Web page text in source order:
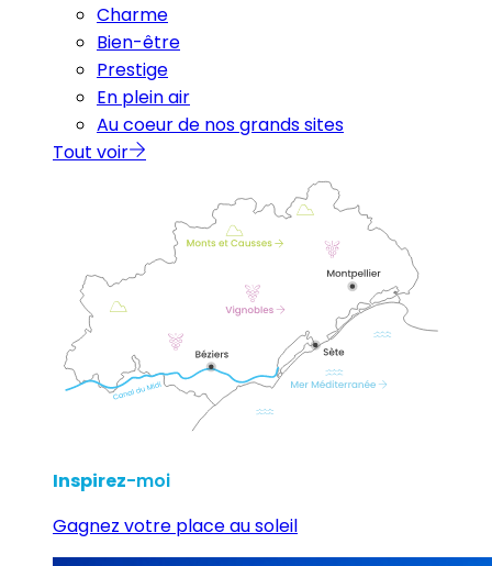
Charme
Bien-être
Prestige
En plein air
Au coeur de nos grands sites
Tout voir
Inspirez-moi
Gagnez votre place au soleil